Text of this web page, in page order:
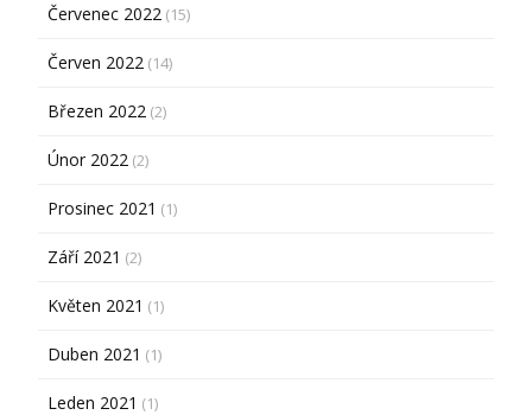
Červenec 2022 (15)
Červen 2022 (14)
Březen 2022 (2)
Únor 2022 (2)
Prosinec 2021 (1)
Září 2021 (2)
Květen 2021 (1)
Duben 2021 (1)
Leden 2021 (1)